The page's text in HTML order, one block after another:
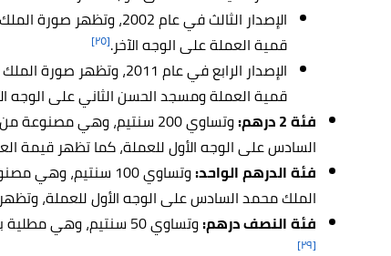
الإصدار الثالث في عام
قمية العملة على الوجه الآخر.[٢٥]
الإصدار الرابع في عام
قمية العملة ومسجد الحسن الثاني على الوجه
فئة 2 درهم:
وتساوي 200 سنتيم، وهي
السادس على الوجه الأول للعملة، كما تظهر قيمة
فئة الدرهم الواحد:
وتساوي 100 سنتيم،
الملك محمد السادس على الوجه الأول للعملة،
فئة النصف درهم:وتساوي 50 سنتيم، وهي مطلية بالنيكل، وتظهر قيمة العملة على أحد الوجهين.
[٢٩]